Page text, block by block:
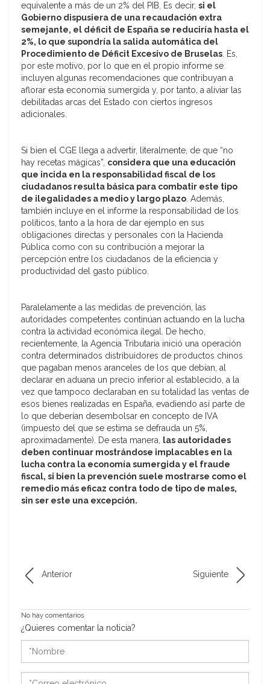
equivalente a más de un 2% del PIB. Es decir, si el
Gobierno dispusiera de una recaudación extra
semejante, el déficit de España se reduciría hasta el
2%, lo que supondría la salida automática del
Procedimiento de Déficit Excesivo de Bruselas. Es,
por este motivo, por lo que en el propio informe se
incluyen algunas recomendaciones que contribuyan a
aflorar esta economía sumergida y, por tanto, a aliviar las
debilitadas arcas del Estado con ciertos ingresos
adicionales.
Si bien el CGE llega a advertir, literalmente, de que “no
hay recetas mágicas”, considera que una educación
que incida en la responsabilidad fiscal de los
ciudadanos resulta básica para combatir este tipo
de ilegalidades a medio y largo plazo. Además,
también incluye en el informe la responsabilidad de los
políticos, tanto a la hora de dar ejemplo en sus
obligaciones directas y personales con la Hacienda
Pública como con su contribución a mejorar la
percepción entre los ciudadanos de la eficiencia y
productividad del gasto público.
Paralelamente a las medidas de prevención, las
autoridades competentes continúan actuando en la lucha
contra la actividad económica ilegal. De hecho,
recientemente, la Agencia Tributaria inició una operación
contra determinados distribuidores de productos chinos
que pagaban menos aranceles de los que debían, al
declarar en aduana un precio inferior al establecido, a la
vez que tampoco declaraban en su totalidad las ventas de
esos bienes realizadas en España, evadiendo así parte de
lo que deberían desembolsar en concepto de IVA
(impuesto del que se estima se defrauda un 5%,
aproximadamente). De esta manera, las autoridades
deben continuar mostrándose implacables en la
lucha contra la economía sumergida y el fraude
fiscal, si bien la prevención suele mostrarse como el
remedio más eficaz contra todo de tipo de males,
sin ser este una excepción.
Anterior Siguiente
No hay comentarios
¿Quieres comentar la noticia?
*Nombre
*Correo